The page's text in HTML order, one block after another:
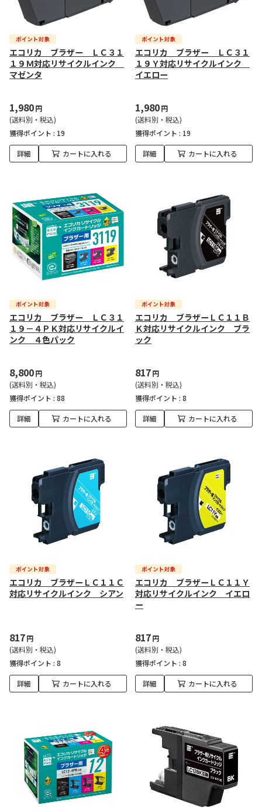
エコリカ ブラザー ＬＣ３１
１９Ｍ対応リサイクルインク
マゼンタ
1,980円
(送料別・税込)
獲得ポイント : 19
詳細 カートに入れる
エコリカ ブラザー ＬＣ３１
１９Ｙ対応リサイクルインク
イエロー
1,980円
(送料別・税込)
獲得ポイント : 19
詳細 カートに入れる
エコリカ ブラザー ＬＣ３１
１９－４ＰＫ対応リサイクルイ
ンク ４色パック
8,800円
(送料別・税込)
獲得ポイント : 88
詳細 カートに入れる
エコリカ ブラザーＬＣ１１Ｂ
Ｋ対応リサイクルインク ブラ
ック
817円
(送料別・税込)
獲得ポイント : 8
詳細 カートに入れる
エコリカ ブラザーＬＣ１１Ｃ
対応リサイクルインク シアン
817円
(送料別・税込)
獲得ポイント : 8
詳細 カートに入れる
エコリカ ブラザーＬＣ１１Ｙ
対応リサイクルインク イエロ
ー
817円
(送料別・税込)
獲得ポイント : 8
詳細 カートに入れる